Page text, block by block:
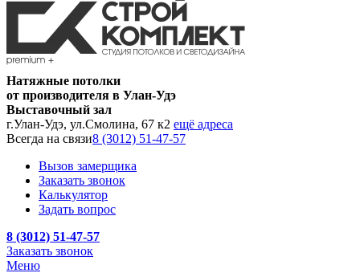
Натяжные потолки
от производителя в Улан-Удэ
Выставочный зал
г.Улан-Удэ, ул.Смолина, 67 к2 ещё адреса
Всегда на связи8 (3012) 51-47-57
Вызов замерщика
Заказать звонок
Калькулятор
Задать вопрос
8 (3012) 51-47-57
Заказать звонок
Меню